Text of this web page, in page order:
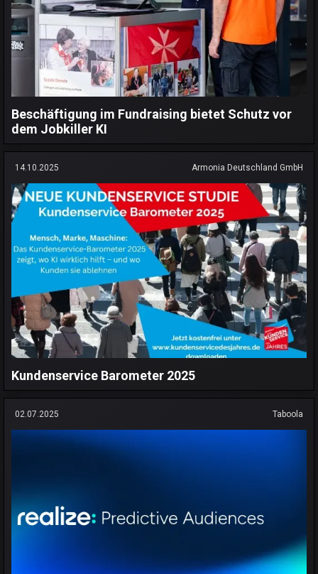
Beschäftigung im Fundraising bietet Schutz vor
dem Jobkiller KI
14.10.2025 Armonia Deutschland GmbH
Kundenservice Barometer 2025
02.07.2025 Taboola